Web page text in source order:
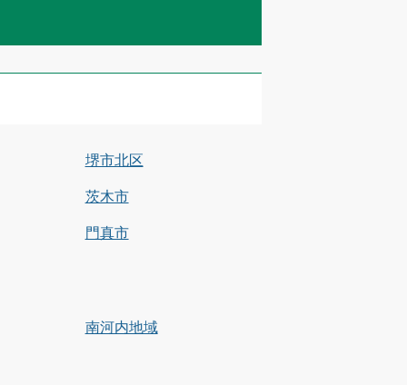
堺市北区
茨木市
門真市
南河内地域